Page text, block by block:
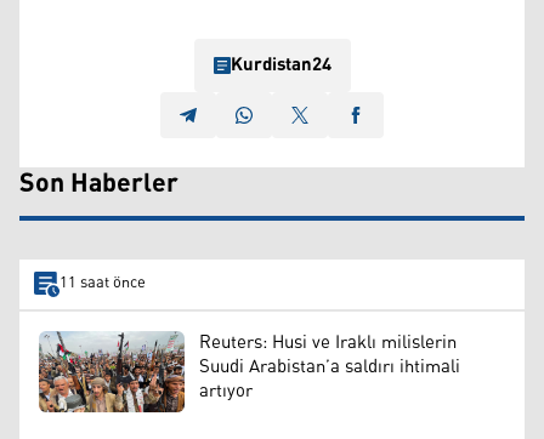
Kurdistan24
Son Haberler
11 saat önce
Reuters: Husi ve Iraklı milislerin
Suudi Arabistan’a saldırı ihtimali
artıyor